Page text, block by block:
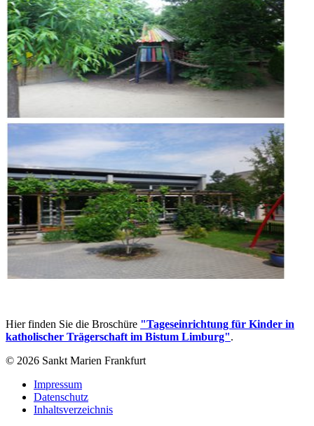
Hier finden Sie die Broschüre "Tageseinrichtung für Kinder in
katholischer Trägerschaft im Bistum Limburg".
© 2026 Sankt Marien Frankfurt
Impressum
Datenschutz
Inhaltsverzeichnis